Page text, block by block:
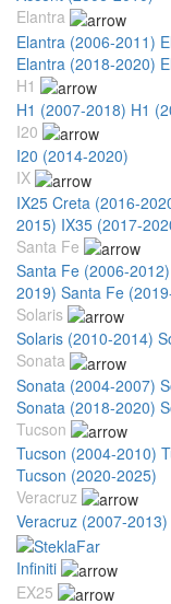
Elantra
Elantra (2006-2011)
Elantra (2018-2020)
H1
H1 (2007-2018) H1
I20
I20 (2014-2020)
IX
IX25 Creta (2016-
2015) IX35 (2017-
Santa Fe
Santa Fe (2006-2012)
2019) Santa Fe
Solaris
Solaris (2010-2014)
Sonata
Sonata (2004-2007)
Sonata (2018-2020)
Tucson
Tucson (2004-2010)
Tucson (2020-2025)
Veracruz
Veracruz (2007-2013)
Infiniti
EX25